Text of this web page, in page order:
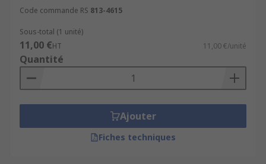
Code commande RS 813-4615
Sous-total (1 unité)
11,00 €HT 11,00 €/unité
Quantité
Ajouter
Fiches techniques